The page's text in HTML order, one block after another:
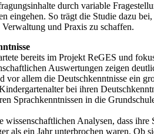
durch variable
eingehen. So trägt die Studie dazu
und Praxis zu schaffen.
bereits im Projekt ReGES und
Auswertungen zeigen
vor allem die Deutschkenntnisse ein
bei ihren
Sprachkenntnissen in die
wissenschaftlichen Analysen, dass
als ein Jahr unterbrochen waren. Ob